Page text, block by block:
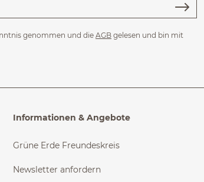
genommen und die AGB gelesen und bin mit
Informationen & Angebote
Grüne Erde Freundeskreis
Newsletter anfordern